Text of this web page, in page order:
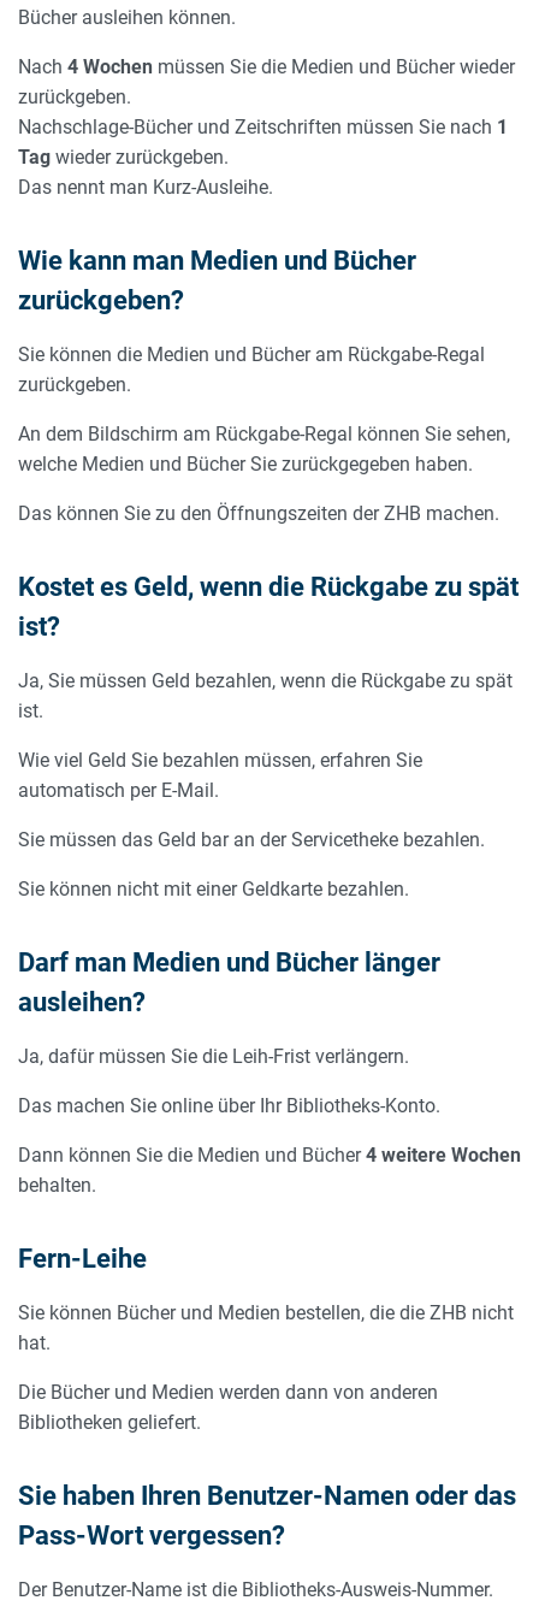
Bücher ausleihen können.
Nach 4 Wochen müssen Sie die Medien und Bücher wieder
zurückgeben.
Nachschlage-Bücher und Zeitschriften müssen Sie nach 1
Tag wieder zurückgeben.
Das nennt man Kurz-Ausleihe.
Wie kann man Medien und Bücher
zurückgeben?
Sie können die Medien und Bücher am Rückgabe-Regal
zurückgeben.
An dem Bildschirm am Rückgabe-Regal können Sie sehen,
welche Medien und Bücher Sie zurückgegeben haben.
Das können Sie zu den Öffnungszeiten der ZHB machen.
Kostet es Geld, wenn die Rückgabe zu spät
ist?
Ja, Sie müssen Geld bezahlen, wenn die Rückgabe zu spät
ist.
Wie viel Geld Sie bezahlen müssen, erfahren Sie
automatisch per E-Mail.
Sie müssen das Geld bar an der Servicetheke bezahlen.
Sie können nicht mit einer Geldkarte bezahlen.
Darf man Medien und Bücher länger
ausleihen?
Ja, dafür müssen Sie die Leih-Frist verlängern.
Das machen Sie online über Ihr Bibliotheks-Konto.
Dann können Sie die Medien und Bücher4 weitere Wochen
behalten.
Fern-Leihe
Sie können Bücher und Medien bestellen, die die ZHB nicht
hat.
Die Bücher und Medien werden dann von anderen
Bibliotheken geliefert.
Sie haben Ihren Benutzer-Namen oder das
Pass-Wort vergessen?
Der Benutzer-Name ist die Bibliotheks-Ausweis-Nummer.